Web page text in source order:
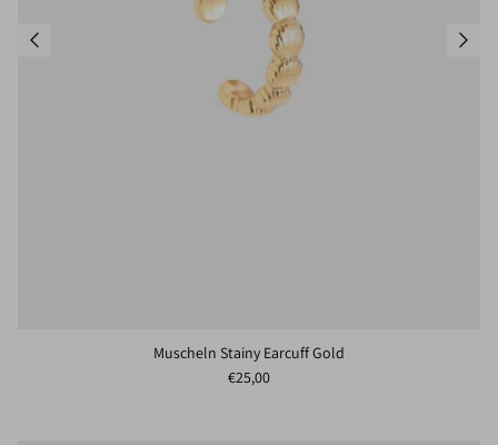
Muscheln Stainy Earcuff Gold
Normaler Preis
€25,00